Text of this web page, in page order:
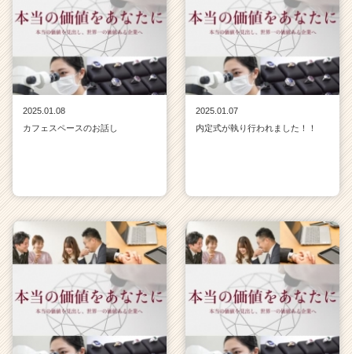
2025.01.08
カフェスペースのお話し
2025.01.07
内定式が執り行われました！！